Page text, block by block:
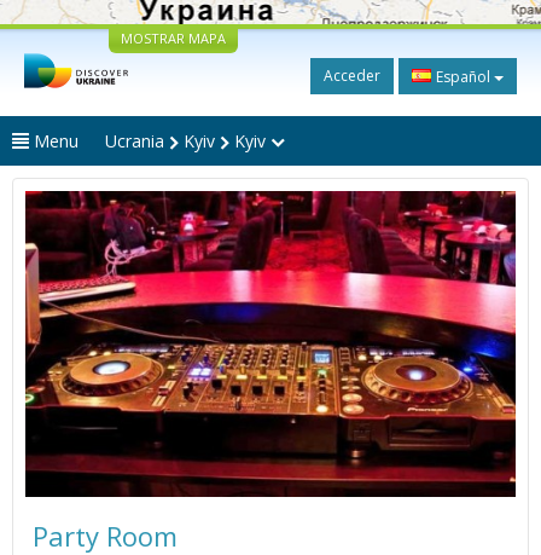
MOSTRAR MAPA
Acceder Español
Menu Ucrania Kyiv Kyiv
Party Room